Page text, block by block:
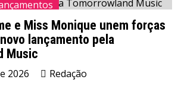
e Miss Monique unem forças
lançamento pela
Music
2026
Redação